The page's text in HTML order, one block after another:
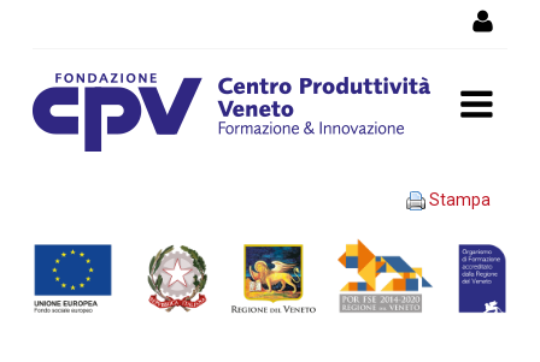
VALORIZZARE LE RISORSE
AZIENDALI NEL
CAMBIAMENTO.
Stampa